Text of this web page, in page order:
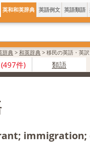
英和和英辞典 英語例文 英語類語
辞典 > 和英辞典 > 移民の英語・英訳
(497件) 類語